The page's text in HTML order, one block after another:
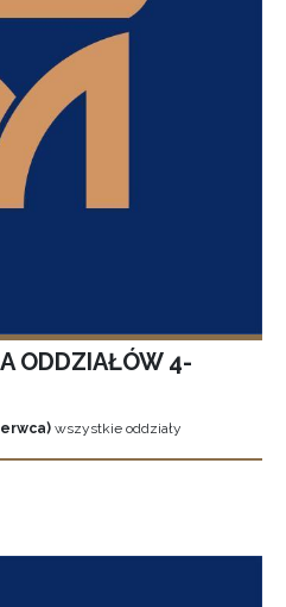
ODDZIAŁÓW 4-
wszystkie oddziały